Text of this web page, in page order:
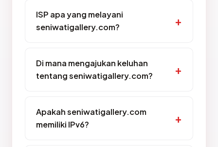
ISP apa yang melayani
seniwatigallery.com?
Di mana mengajukan keluhan
tentang seniwatigallery.com?
Apakah seniwatigallery.com
memiliki IPv6?